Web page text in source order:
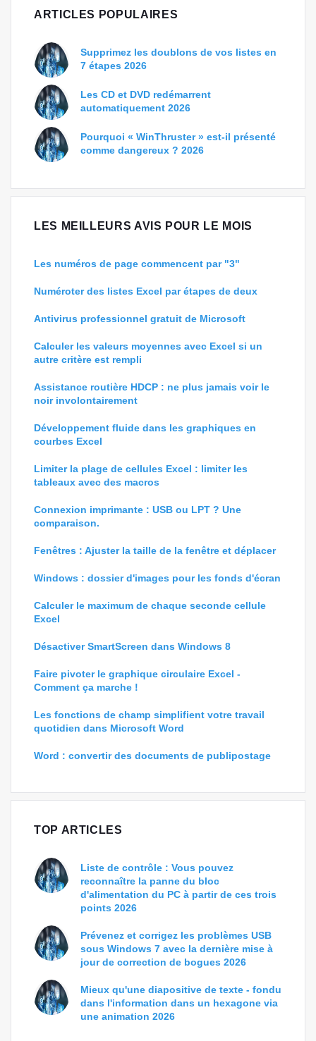
ARTICLES POPULAIRES
Supprimez les doublons de vos listes en
7 étapes 2026
Les CD et DVD redémarrent
automatiquement 2026
Pourquoi « WinThruster » est-il présenté
comme dangereux ? 2026
LES MEILLEURS AVIS POUR LE MOIS
Les numéros de page commencent par "3"
Numéroter des listes Excel par étapes de deux
Antivirus professionnel gratuit de Microsoft
Calculer les valeurs moyennes avec Excel si un
autre critère est rempli
Assistance routière HDCP : ne plus jamais voir le
noir involontairement
Développement fluide dans les graphiques en
courbes Excel
Limiter la plage de cellules Excel : limiter les
tableaux avec des macros
Connexion imprimante : USB ou LPT ? Une
comparaison.
Fenêtres : Ajuster la taille de la fenêtre et déplacer
Windows : dossier d'images pour les fonds d'écran
Calculer le maximum de chaque seconde cellule
Excel
Désactiver SmartScreen dans Windows 8
Faire pivoter le graphique circulaire Excel -
Comment ça marche !
Les fonctions de champ simplifient votre travail
quotidien dans Microsoft Word
Word : convertir des documents de publipostage
TOP ARTICLES
Liste de contrôle : Vous pouvez
reconnaître la panne du bloc
d'alimentation du PC à partir de ces trois
points 2026
Prévenez et corrigez les problèmes USB
sous Windows 7 avec la dernière mise à
jour de correction de bogues 2026
Mieux qu'une diapositive de texte - fondu
dans l'information dans un hexagone via
une animation 2026